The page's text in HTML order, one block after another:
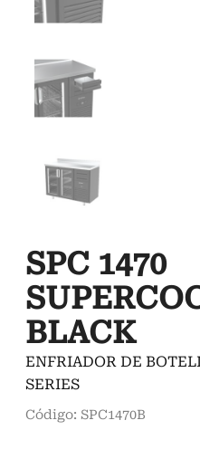
SPC 1470
BLACK
ENFRIADOR DE
SERIES
Código: SPC1470B